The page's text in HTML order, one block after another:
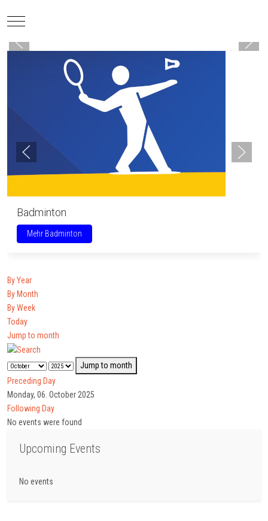
Mobile Menu Toggle
Badminton
Mehr Badminton
By Year
By Month
By Week
Today
Jump to month
Jump to month
Preceding Day
Monday, 06. October 2025
Following Day
No events were found
Upcoming Events
No events